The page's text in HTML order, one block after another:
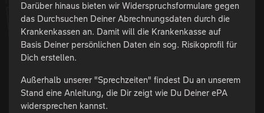
Darüber hinaus bieten wir Widerspruchsformulare gegen
das Durchsuchen Deiner Abrechnungsdaten durch die
Krankenkassen an. Damit will die Krankenkasse auf
Basis Deiner persönlichen Daten ein sog. Risikoprofil für
Dich erstellen.
Außerhalb unserer "Sprechzeiten" findest Du an unserem
Stand eine Anleitung, die Dir zeigt wie Du Deiner ePA
widersprechen kannst.